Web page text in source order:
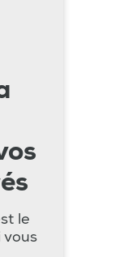
le
vous